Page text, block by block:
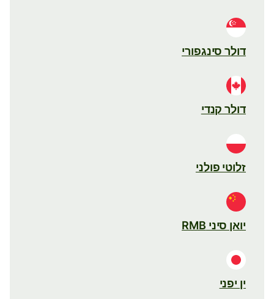
דולר סינגפורי
דולר קנדי
זלוטי פולני
יואן סיני RMB
ין יפני